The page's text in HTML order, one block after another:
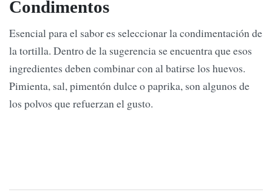
Condimentos
Esencial para el sabor es seleccionar la condimentación de
la tortilla. Dentro de la sugerencia se encuentra que esos
ingredientes deben combinar con al batirse los huevos.
Pimienta, sal, pimentón dulce o paprika, son algunos de
los polvos que refuerzan el gusto.